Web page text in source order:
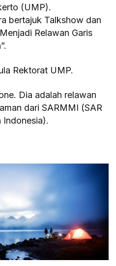
(UMP).
bertajuk Talkshow dan
Relawan Garis
Rektorat UMP.
Dia adalah relawan
dari SARMMI (SAR
Indonesia).